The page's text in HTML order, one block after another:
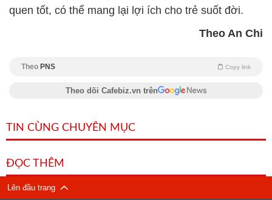
quen tốt, có thể mang lại lợi ích cho trẻ suốt đời.
Theo An Chi
Theo PNS Copy link
Theo dõi Cafebiz.vn trên
TIN CÙNG CHUYÊN MỤC
ĐỌC THÊM
Lên đầu trang